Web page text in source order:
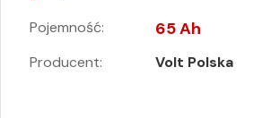
Pojemność: 65 Ah
Producent: Volt Polska